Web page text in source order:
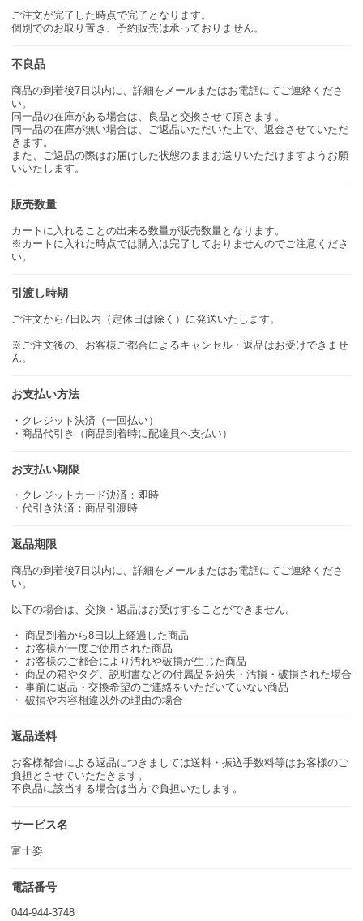
ご注文が完了した時点で完了となります。
個別でのお取り置き、予約販売は承っておりません。
不良品
商品の到着後7日以内に、詳細をメールまたはお電話にてご連絡くださ
い。
同一品の在庫がある場合は、良品と交換させて頂きます。
同一品の在庫が無い場合は、ご返品いただいた上で、返金させていただ
きます。
また、ご返品の際はお届けした状態のままお送りいただけますようお願
いいたします。
販売数量
カートに入れることの出来る数量が販売数量となります。
※カートに入れた時点では購入は完了しておりませんのでご注意くださ
い。
引渡し時期
ご注文から7日以内（定休日は除く）に発送いたします。
※ご注文後の、お客様ご都合によるキャンセル・返品はお受けできませ
ん。
お支払い方法
・クレジット決済（一回払い）
・商品代引き（商品到着時に配達員へ支払い）
お支払い期限
・クレジットカード決済：即時
・代引き決済：商品引渡時
返品期限
商品の到着後7日以内に、詳細をメールまたはお電話にてご連絡くださ
い。
以下の場合は、交換・返品はお受けすることができません。
・ 商品到着から8日以上経過した商品
・ お客様が一度ご使用された商品
・ お客様のご都合により汚れや破損が生じた商品
・ 商品の箱やタグ、説明書などの付属品を紛失・汚損・破損された場合
・ 事前に返品・交換希望のご連絡をいただいていない商品
・ 破損や内容相違以外の理由の場合
返品送料
お客様都合による返品につきましては送料・振込手数料等はお客様のご
負担とさせていただきます。
不良品に該当する場合は当方で負担いたします。
サービス名
富士姿
電話番号
044-944-3748